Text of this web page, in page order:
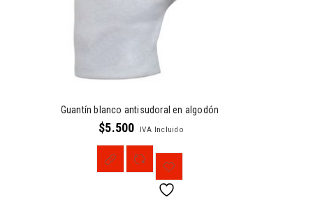
Guantín blanco antisudoral en algodón
$5.500 IVA Incluido